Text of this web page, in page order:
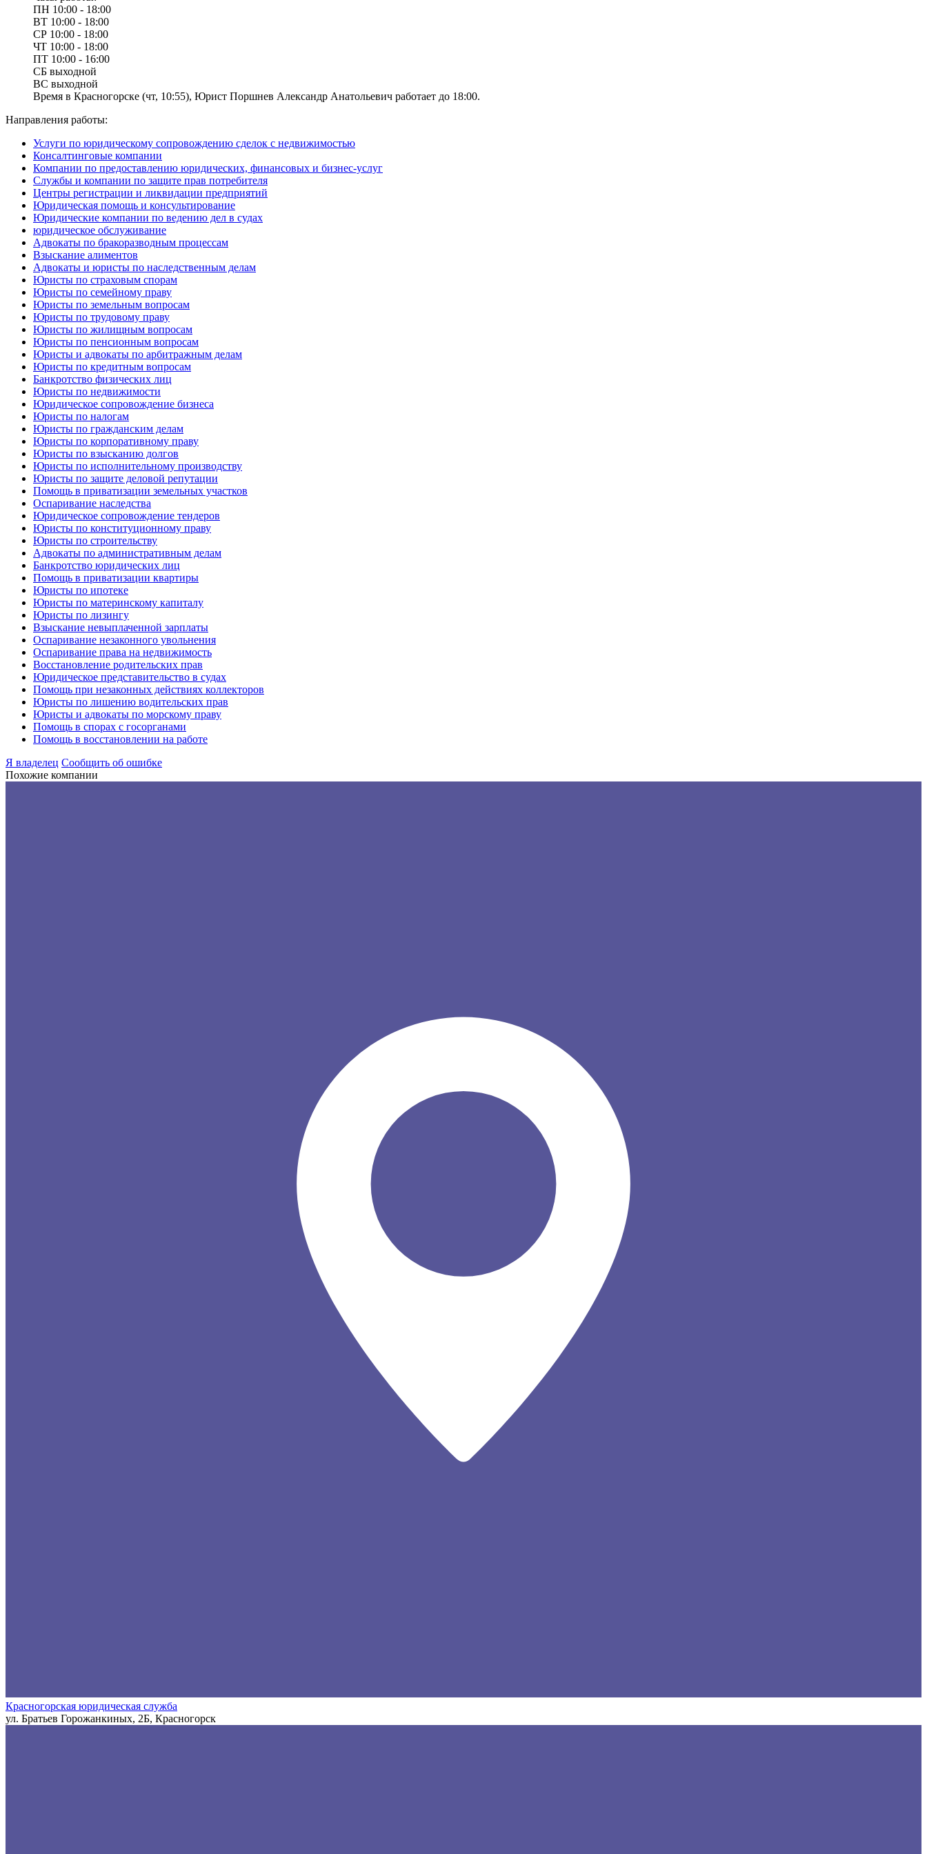
ПН 10:00 - 18:00
ВТ 10:00 - 18:00
СР 10:00 - 18:00
ЧТ 10:00 - 18:00
ПТ 10:00 - 16:00
СБ выходной
ВС выходной
Время в Красногорске (чт, 10:55), Юрист Поршнев Александр Анатольевич работает до 18:00.
Направления работы:
Услуги по юридическому сопровождению сделок с недвижимостью
Консалтинговые компании
Компании по предоставлению юридических, финансовых и бизнес-услуг
Службы и компании по защите прав потребителя
Центры регистрации и ликвидации предприятий
Юридическая помощь и консультирование
Юридические компании по ведению дел в судах
юридическое обслуживание
Адвокаты по бракоразводным процессам
Взыскание алиментов
Адвокаты и юристы по наследственным делам
Юристы по страховым спорам
Юристы по семейному праву
Юристы по земельным вопросам
Юристы по трудовому праву
Юристы по жилищным вопросам
Юристы по пенсионным вопросам
Юристы и адвокаты по арбитражным делам
Юристы по кредитным вопросам
Банкротство физических лиц
Юристы по недвижимости
Юридическое сопровождение бизнеса
Юристы по налогам
Юристы по гражданским делам
Юристы по корпоративному праву
Юристы по взысканию долгов
Юристы по исполнительному производству
Юристы по защите деловой репутации
Помощь в приватизации земельных участков
Оспаривание наследства
Юридическое сопровождение тендеров
Юристы по конституционному праву
Юристы по строительству
Адвокаты по административным делам
Банкротство юридических лиц
Помощь в приватизации квартиры
Юристы по ипотеке
Юристы по материнскому капиталу
Юристы по лизингу
Взыскание невыплаченной зарплаты
Оспаривание незаконного увольнения
Оспаривание права на недвижимость
Восстановление родительских прав
Юридическое представительство в судах
Помощь при незаконных действиях коллекторов
Юристы по лишению водительских прав
Юристы и адвокаты по морскому праву
Помощь в спорах с госорганами
Помощь в восстановлении на работе
Я владелец Сообщить об ошибке
Похожие компании
Красногорская юридическая служба
ул. Братьев Горожанкиных, 2Б, Красногорск